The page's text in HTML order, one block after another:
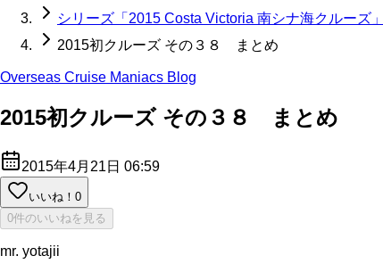
シリーズ「2015 Costa Victoria 南シナ海クルーズ」
2015初クルーズ その３８ まとめ
Overseas Cruise Maniacs Blog
2015初クルーズ その３８ まとめ
2015年4月21日 06:59
いいね！ 0
0件のいいねを見る
mr. yotajii